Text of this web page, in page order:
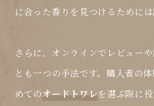
に合った香りを見つけるためには
さらに、オンラインでレビュー
とも一つの手法です。購入者の
めてのオードトワレを選ぶ際に